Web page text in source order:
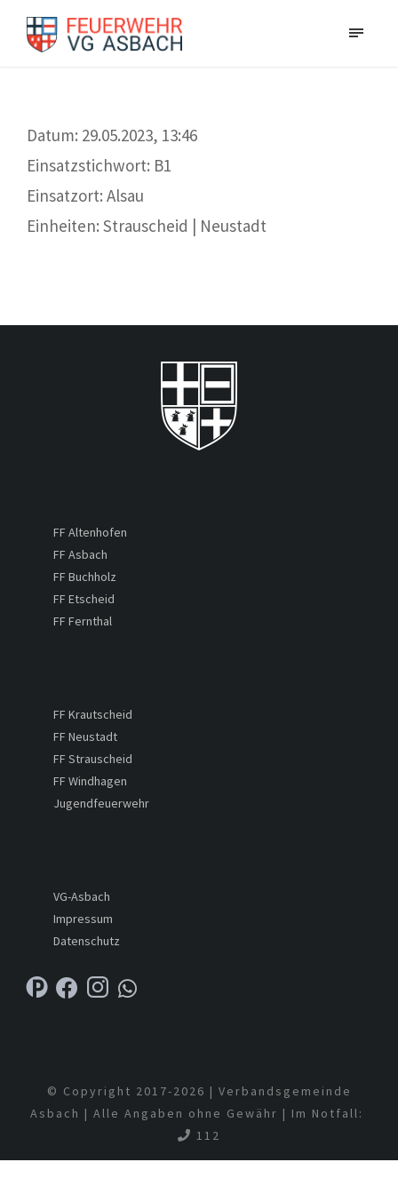
Datum: 29.05.2023, 13:46
Einsatzstichwort: B1
Einsatzort: Alsau
Einheiten: Strauscheid | Neustadt
FF Altenhofen
FF Asbach
FF Buchholz
FF Etscheid
FF Fernthal
FF Krautscheid
FF Neustadt
FF Strauscheid
FF Windhagen
Jugendfeuerwehr
VG-Asbach
Impressum
Datenschutz
© Copyright 2017-2026 | Verbandsgemeinde
Asbach | Alle Angaben ohne Gewähr | Im Notfall:
112